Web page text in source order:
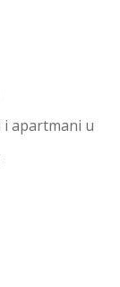
i apartmani u